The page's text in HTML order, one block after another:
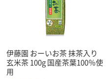
伊藤園 おーいお茶 抹茶入り
玄米茶 100g 国産茶葉100％使
用